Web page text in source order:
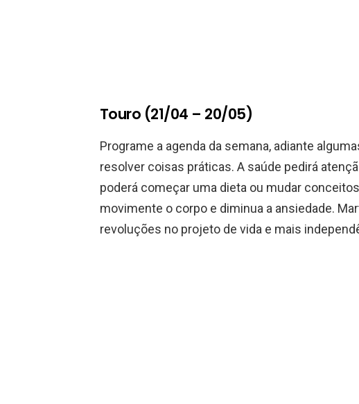
Touro (21/04 – 20/05)
Programe a agenda da semana, adiante
resolver coisas práticas. A saúde pedirá
poderá começar uma dieta ou mudar
movimente o corpo e diminua a ansiedade.
revoluções no projeto de vida e mais